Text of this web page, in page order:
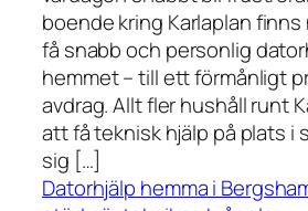
boende kring Karlaplan
få snabb och personlig
hemmet – till ett förmånligt
avdrag. Allt fler hushåll runt
att få teknisk hjälp på plats i
sig […]
Datorhjälp hemma i